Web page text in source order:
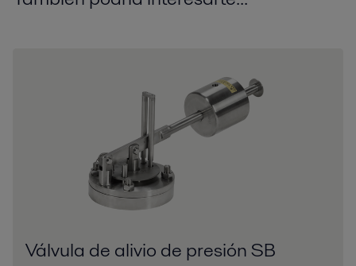
Válvula de alivio de presión SB